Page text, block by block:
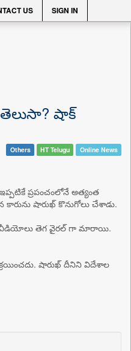
US SIGN IN
తెలుసా? షాక్
Others HT Telugu Online News
ప్రపంచంలోనే అత్యంత
షారుఖ్ కొనుగోలు చేశాడు.
వీడియోలు తెగ వైరల్ గా మారాయి.
షారుఖ్ దీనిని విదేశాల